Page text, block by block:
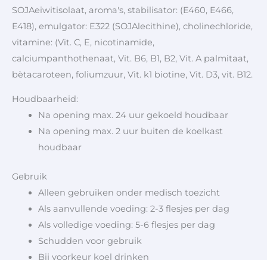
SOJAeiwitisolaat, aroma's, stabilisator: (E460, E466,
E418), emulgator: E322 (SOJAlecithine), cholinechloride,
vitamine: (Vit. C, E, nicotinamide,
calciumpanthothenaat, Vit. B6, B1, B2, Vit. A palmitaat,
bètacaroteen, foliumzuur, Vit. k1 biotine, Vit. D3, vit. B12.
Houdbaarheid:
Na opening max. 24 uur gekoeld houdbaar
Na opening max. 2 uur buiten de koelkast
houdbaar
Gebruik
Alleen gebruiken onder medisch toezicht
Als aanvullende voeding: 2-3 flesjes per dag
Als volledige voeding: 5-6 flesjes per dag
Schudden voor gebruik
Bij voorkeur koel drinken